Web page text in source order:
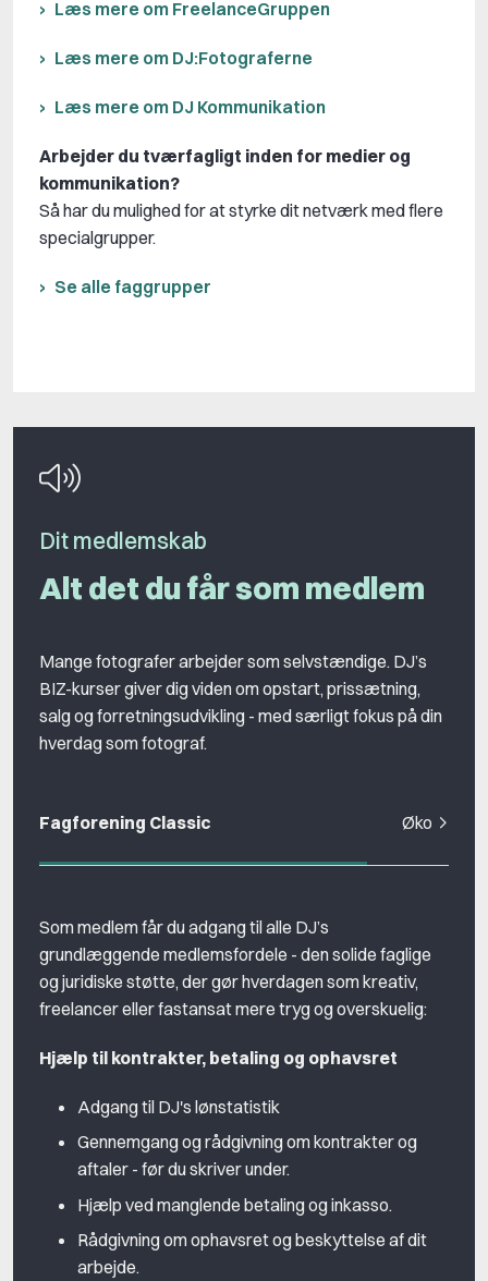
Læs mere om FreelanceGruppen
Læs mere om DJ:Fotograferne
Læs mere om DJ Kommunikation
Arbejder du tværfagligt inden for medier og
kommunikation?
Så har du mulighed for at styrke dit netværk med flere
specialgrupper.
Se alle faggrupper
Dit medlemskab
Alt det du får som medlem
Mange fotografer arbejder som selvstændige. DJ’s
BIZ-kurser giver dig viden om opstart, prissætning,
salg og forretningsudvikling - med særligt fokus på din
hverdag som fotograf.
Fagforening Classic
Som medlem får du adgang til alle DJ’s
grundlæggende medlemsfordele - den solide faglige
og juridiske støtte, der gør hverdagen som kreativ,
freelancer eller fastansat mere tryg og overskuelig:
Hjælp til kontrakter, betaling og ophavsret
Adgang til DJ's lønstatistik
Gennemgang og rådgivning om kontrakter og
aftaler - før du skriver under.
Hjælp ved manglende betaling og inkasso.
Rådgivning om ophavsret og beskyttelse af dit
arbejde.